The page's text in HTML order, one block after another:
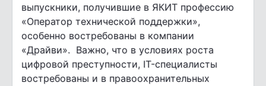
выпускники, получившие в ЯКИТ профессию
«Оператор технической поддержки»,
особенно востребованы в компании
«Драйви». Важно, что в условиях роста
цифровой преступности, IT-специалисты
востребованы и в правоохранительных